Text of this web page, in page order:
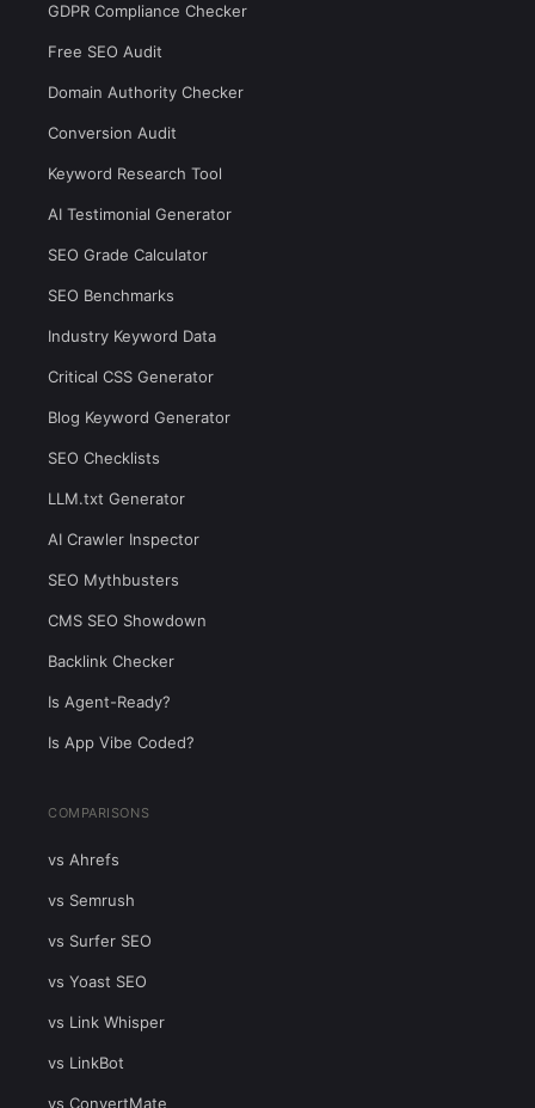
GDPR Compliance Checker
Free SEO Audit
Domain Authority Checker
Conversion Audit
Keyword Research Tool
AI Testimonial Generator
SEO Grade Calculator
SEO Benchmarks
Industry Keyword Data
Critical CSS Generator
Blog Keyword Generator
SEO Checklists
LLM.txt Generator
AI Crawler Inspector
SEO Mythbusters
CMS SEO Showdown
Backlink Checker
Is Agent-Ready?
Is App Vibe Coded?
COMPARISONS
vs Ahrefs
vs Semrush
vs Surfer SEO
vs Yoast SEO
vs Link Whisper
vs LinkBot
vs ConvertMate